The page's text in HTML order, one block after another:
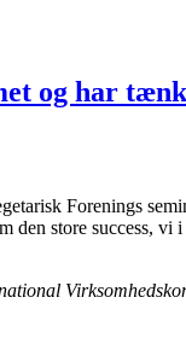
og har
Forenings
store success, vi